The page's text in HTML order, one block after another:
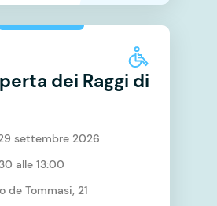
dei Raggi di
settembre 2026
alle 13:00
de Tommasi, 21